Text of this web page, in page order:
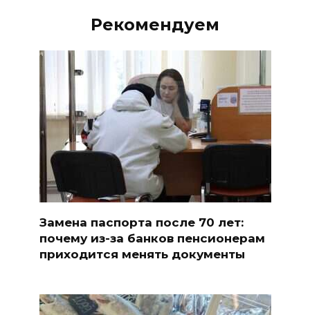
Рекомендуем
Замена паспорта после 70 лет:
почему из-за банков пенсионерам
приходится менять документы